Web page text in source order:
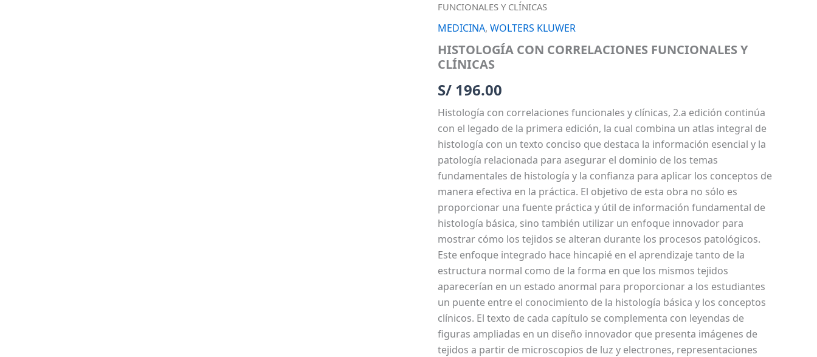
FUNCIONALES Y CLÍNICAS
MEDICINA, WOLTERS KLUWER
HISTOLOGÍA CON CORRELACIONES FUNCIONALES Y
CLÍNICAS
S/ 196.00
Histología con correlaciones funcionales y clínicas, 2.a edición continúa
con el legado de la primera edición, la cual combina un atlas integral de
histología con un texto conciso que destaca la información esencial y la
patología relacionada para asegurar el dominio de los temas
fundamentales de histología y la confianza para aplicar los conceptos de
manera efectiva en la práctica. El objetivo de esta obra no sólo es
proporcionar una fuente práctica y útil de información fundamental de
histología básica, sino también utilizar un enfoque innovador para
mostrar cómo los tejidos se alteran durante los procesos patológicos.
Este enfoque integrado hace hincapié en el aprendizaje tanto de la
estructura normal como de la forma en que los mismos tejidos
aparecerían en un estado anormal para proporcionar a los estudiantes
un puente entre el conocimiento de la histología básica y los conceptos
clínicos. El texto de cada capítulo se complementa con leyendas de
figuras ampliadas en un diseño innovador que presenta imágenes de
tejidos a partir de microscopios de luz y electrones, representaciones
CORRELACIONES
FUNCIONALES
CLÍNICAS
cantidad